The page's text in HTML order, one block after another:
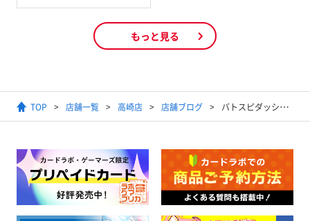
もっと見る
TOP 店舗一覧 高崎店 店舗ブログ バトスピダッシュデッキ「創醒の書」